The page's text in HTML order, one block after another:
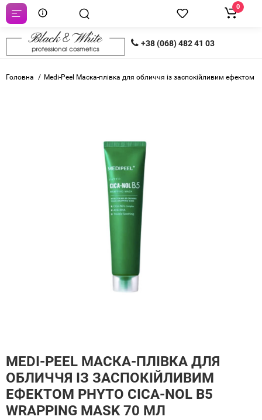
+38 (068) 482 41 03
0
Головна Medi-Peel Маска-плівка для обличчя із заспокійливим ефектом
MEDI-PEEL МАСКА-ПЛІВКА ДЛЯ
ОБЛИЧЧЯ ІЗ ЗАСПОКІЙЛИВИМ
ЕФЕКТОМ PHYTO CICA-NOL B5
WRAPPING MASK 70 МЛ